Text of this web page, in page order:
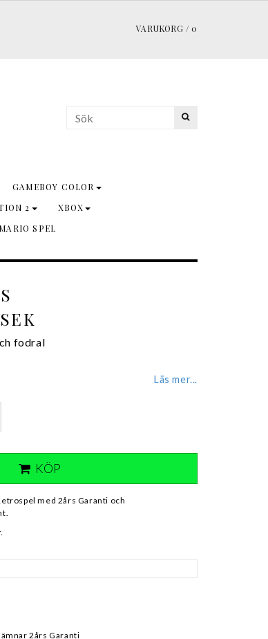
VARUKORG / 0
GAMEBOY COLOR
2
XBOX
SPEL
fodral
Läs mer...
KÖP
med 2års Garanti och
2års Garanti